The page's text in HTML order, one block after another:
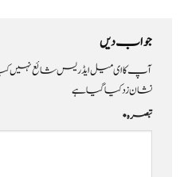
جواب دیں
آپ کا ای میل ایڈریس شائع نہیں
نشان زد کیا گیا ہے
تبصرہ*